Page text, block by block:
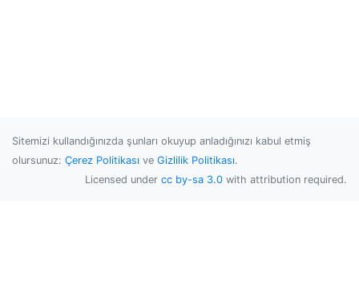
Sitemizi kullandığınızda şunları okuyup anladığınızı kabul etmiş
olursunuz: Çerez Politikası ve Gizlilik Politikası.
Licensed under cc by-sa 3.0 with attribution required.